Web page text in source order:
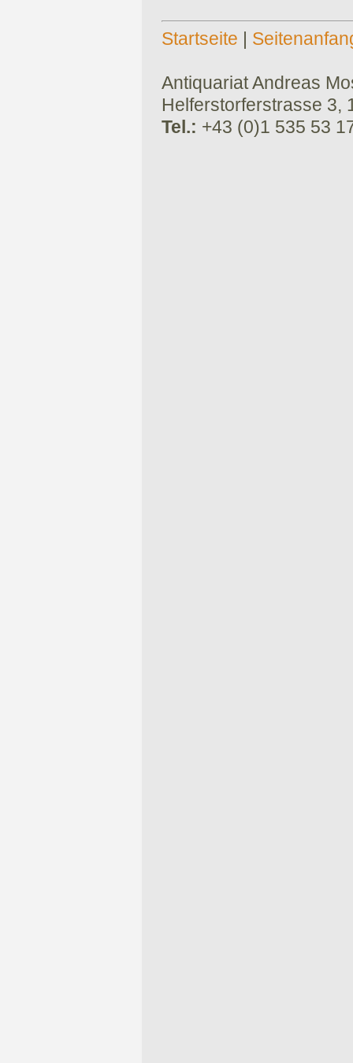
Startseite |
Antiquariat Andreas
Helferstorferstrasse 3,
Tel.: +43 (0)1 535 53